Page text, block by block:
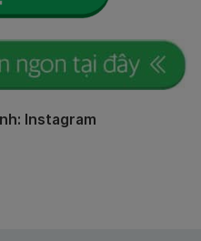
Instagram